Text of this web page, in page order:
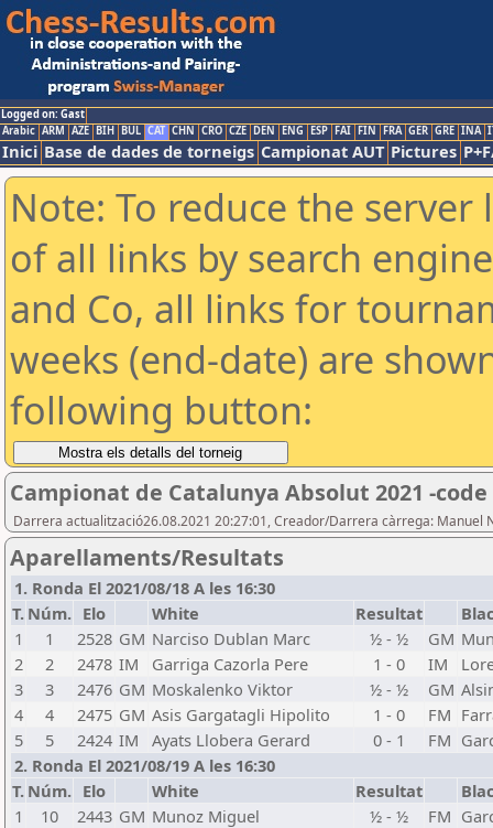
Logged on: Gast
Arabic ARM AZE BIH BUL CAT CHN CRO CZE DEN ENG ESP FAI FIN FRA GER GRE INA
Inici Base de dades de torneigs Campionat AUT Pictures
Note: To reduce the
of all links by search
and Co, all links for
weeks (end-date) are
following button:
Campionat de Catalunya Absolut 2021 -code
Darrera actualització26.08.2021 20:27:01, Creador/Darrera càrrega: Manuel
Aparellaments/Resultats
1. Ronda El 2021/08/18 A les 16:30
T. Núm. Elo White Resultat
1
1 2528 GM Narciso Dublan Marc ½ - ½ GM
2
2 2478 IM Garriga Cazorla Pere 1 - 0 IM
3
3 2476 GM Moskalenko Viktor ½ - ½ GM
4
4 2475 GM Asis Gargatagli Hipolito 1 - 0 FM
5
5 2424 IM Ayats Llobera Gerard 0 - 1 FM
2. Ronda El 2021/08/19 A les 16:30
T. Núm. Elo White Resultat
1
10 2443 GM Munoz Miguel ½ - ½ FM